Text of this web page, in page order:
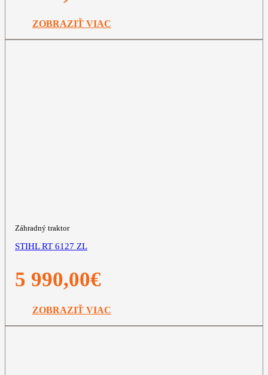
ZOBRAZIŤ VIAC
Záhradný traktor
STIHL RT 6127 ZL
5 990,00€
ZOBRAZIŤ VIAC